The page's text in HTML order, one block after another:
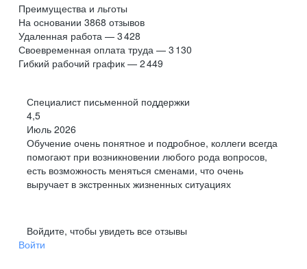
Преимущества и льготы
На основании 3868 отзывов
Удаленная работа — 3 428
Своевременная оплата труда — 3 130
Гибкий рабочий график — 2 449
Специалист письменной поддержки
4,5
Июль 2026
Обучение очень понятное и подробное, коллеги всегда
помогают при возникновении любого рода вопросов,
есть возможность меняться сменами, что очень
выручает в экстренных жизненных ситуациях
Войдите, чтобы увидеть все отзывы
Войти